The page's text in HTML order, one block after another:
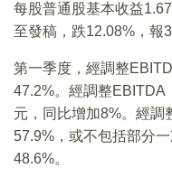
每股普通股基本收益
至發稿，跌12.08%，報
第一季度，經調整
47.2%。經調整EBITDA
元，同比增加8%。經調
57.9%，或不包括部分
48.6%。